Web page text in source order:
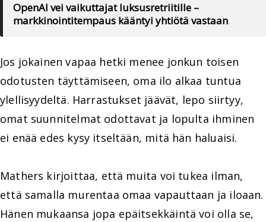
OpenAI vei vaikuttajat luksusretriitille –
markkinointitempaus kääntyi yhtiötä vastaan
Jos jokainen vapaa hetki menee jonkun toisen
odotusten täyttämiseen, oma ilo alkaa tuntua
ylellisyydeltä. Harrastukset jäävät, lepo siirtyy,
omat suunnitelmat odottavat ja lopulta ihminen
ei enää edes kysy itseltään, mitä hän haluaisi.
Mathers kirjoittaa, että muita voi tukea ilman,
että samalla murentaa omaa vapauttaan ja iloaan.
Hänen mukaansa jopa epäitsekkäintä voi olla se,